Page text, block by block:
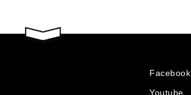
Facebook
Youtube